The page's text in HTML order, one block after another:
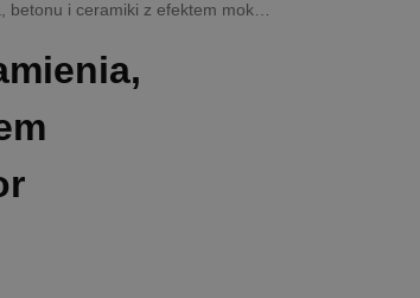
z efektem mokrym, pogłębiony kolor